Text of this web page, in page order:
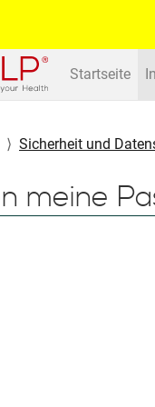
Startseite
Sicherheit und
meine